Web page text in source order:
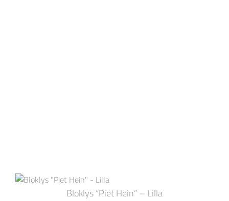
Bloklys “Piet Hein” – Lilla